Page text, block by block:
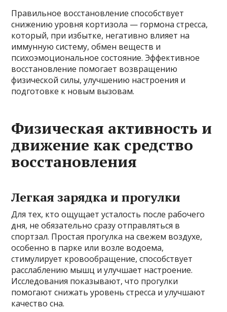
Правильное восстановление способствует
снижению уровня кортизола — гормона стресса,
который, при избытке, негативно влияет на
иммунную систему, обмен веществ и
психоэмоциональное состояние. Эффективное
восстановление помогает возвращению
физической силы, улучшению настроения и
подготовке к новым вызовам.
Физическая активность и
движение как средство
восстановления
Легкая зарядка и прогулки
Для тех, кто ощущает усталость после рабочего
дня, не обязательно сразу отправляться в
спортзал. Простая прогулка на свежем воздухе,
особенно в парке или возле водоема,
стимулирует кровообращение, способствует
расслаблению мышц и улучшает настроение.
Исследования показывают, что прогулки
помогают снижать уровень стресса и улучшают
качество сна.